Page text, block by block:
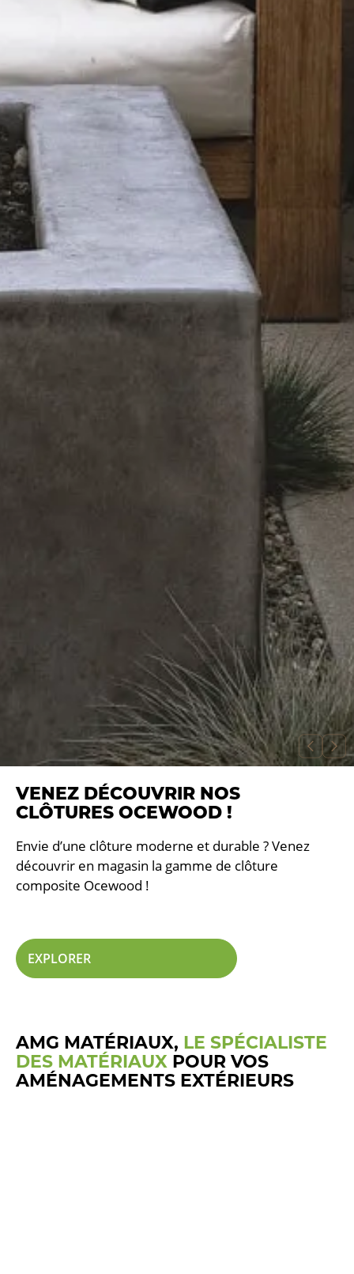
VENEZ DÉCOUVRIR NOS
CLÔTURES OCEWOOD !
Envie d’une clôture moderne et durable ? Venez
découvrir en magasin la gamme de clôture
composite Ocewood !
EXPLORER
AMG MATÉRIAUX, LE SPÉCIALISTE
DES MATÉRIAUX POUR VOS
AMÉNAGEMENTS EXTÉRIEURS